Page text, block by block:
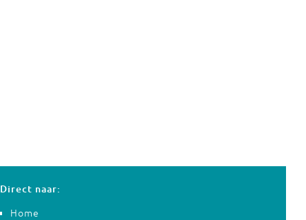
Direct naar:
Home